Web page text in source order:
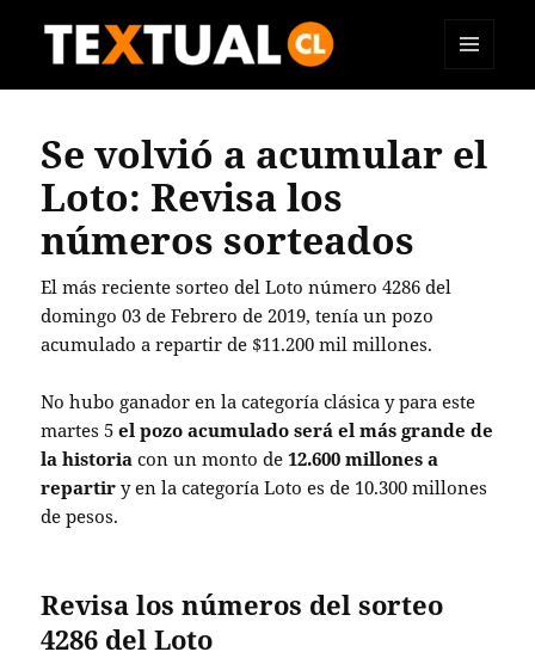
Se volvió a acumular el
Loto: Revisa los
números sorteados
El más reciente sorteo del Loto número 4286 del
domingo 03 de Febrero de 2019, tenía un pozo
acumulado a repartir de $11.200 mil millones.
No hubo ganador en la categoría clásica y para este
martes 5el pozo acumulado será el más grande de
la historiacon un monto de12.600 millones a
repartiry en la categoría Loto es de 10.300 millones
de pesos.
Revisa los números del sorteo
4286 del Loto